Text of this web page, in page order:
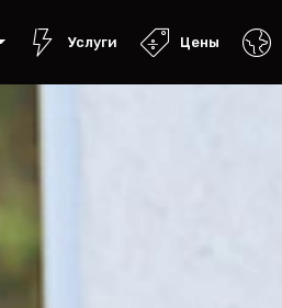
Услуги Цены